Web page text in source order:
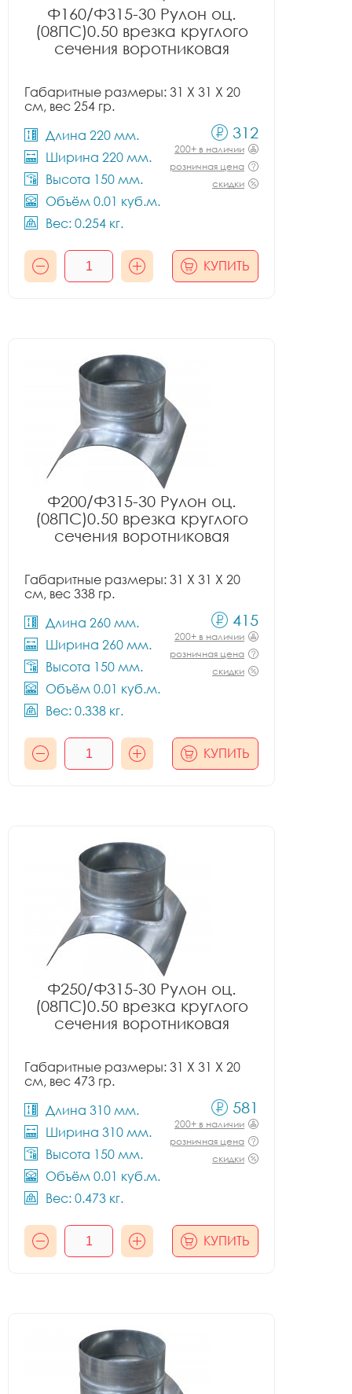
Ф160/Ф315-30 Рулон оц.
(08ПС)0.50 врезка круглого
сечения воротниковая
Габаритные размеры: 31 X 31 X 20
см, вес 254 гр.
Длина 220 мм.
Ширина 220 мм.
Высота 150 мм.
Объём 0.01 куб.м.
Вес: 0.254 кг.
312
200+ в наличии
розничная цена
скидки
КУПИТЬ
Ф200/Ф315-30 Рулон оц.
(08ПС)0.50 врезка круглого
сечения воротниковая
Габаритные размеры: 31 X 31 X 20
см, вес 338 гр.
Длина 260 мм.
Ширина 260 мм.
Высота 150 мм.
Объём 0.01 куб.м.
Вес: 0.338 кг.
415
200+ в наличии
розничная цена
скидки
КУПИТЬ
Ф250/Ф315-30 Рулон оц.
(08ПС)0.50 врезка круглого
сечения воротниковая
Габаритные размеры: 31 X 31 X 20
см, вес 473 гр.
Длина 310 мм.
Ширина 310 мм.
Высота 150 мм.
Объём 0.01 куб.м.
Вес: 0.473 кг.
581
200+ в наличии
розничная цена
скидки
КУПИТЬ